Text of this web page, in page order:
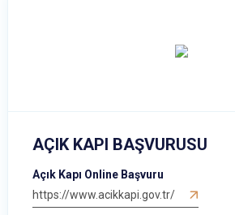
Etimesgut
Gölbaşı
Pursaklar
AÇIK KAPI BAŞVURUSU
Açık Kapı Online Başvuru
https://www.acikkapi.gov.tr/